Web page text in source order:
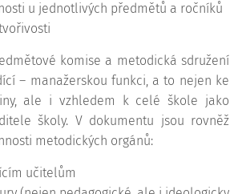
u jednotlivých předmětů a ročníků
komise a metodická sdružení
– manažerskou funkci, a to nejen ke
ale i vzhledem k celé škole jako
školy. V dokumentu jsou rovněž
metodických orgánů:
učitelům